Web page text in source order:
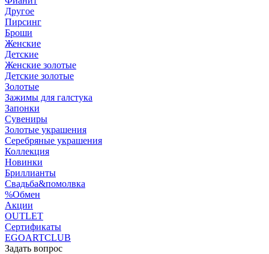
Другое
Пирсинг
Броши
Женские
Детские
Женские золотые
Детские золотые
Золотые
Зажимы для галстука
Запонки
Сувениры
Золотые украшения
Серебряные украшения
Коллекция
Новинки
Бриллианты
Свадьба&помолвка
%Обмен
Акции
OUTLET
Сертификаты
EGOARTCLUB
Задать вопрос